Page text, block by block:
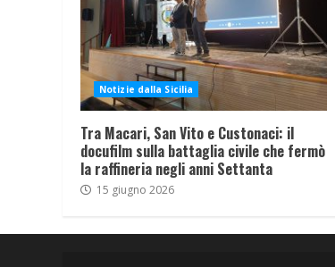
Notizie dalla Sicilia
Tra Macari, San Vito e Custonaci: il
docufilm sulla battaglia civile che fermò
la raffineria negli anni Settanta
15 giugno 2026